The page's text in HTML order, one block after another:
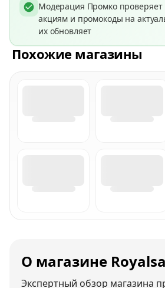
Модерация Промко проверяет
акциям и промокоды на
их обновляет
Похожие магазины
О магазине
Экспертный обзор магазина